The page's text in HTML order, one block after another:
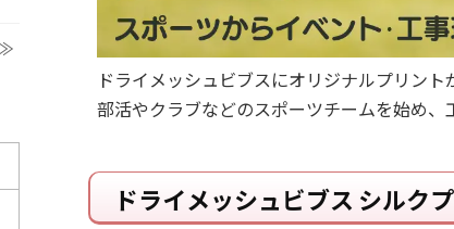
ドライメッシュビブスにオリジナルプリント
部活やクラブなどのスポーツチームを始め、
ドライメッシュビブス シルク